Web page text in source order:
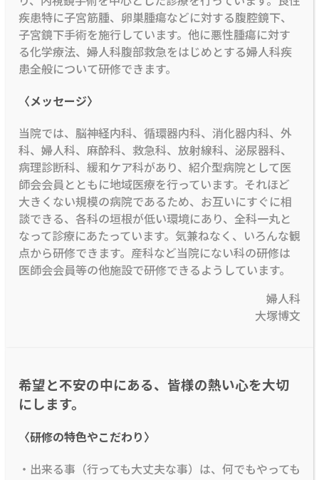
疾患特に子宮筋腫、卵巣腫瘍などに対する腹腔鏡下、
子宮鏡下手術を施行しています。他に悪性腫瘍に対す
る化学療法、婦人科腹部救急をはじめとする婦人科疾
患全般について研修できます。
〈メッセージ〉
当院では、脳神経内科、循環器内科、消化器内科、外
科、婦人科、麻酔科、救急科、放射線科、泌尿器科、
病理診断科、緩和ケア科があり、紹介型病院として医
師会会員とともに地域医療を行っています。それほど
大きくない規模の病院であるため、お互いにすぐに相
談できる、各科の垣根が低い環境にあり、全科一丸と
なって診療にあたっています。気兼ねなく、いろんな観
点から研修できます。産科など当院にない科の研修は
医師会会員等の他施設で研修できるようしています。
婦人科
大塚博文
希望と不安の中にある、皆様の熱い心を大切
にします。
〈研修の特色やこだわり〉
・出来る事（行っても大丈夫な事）は、何でもやっても